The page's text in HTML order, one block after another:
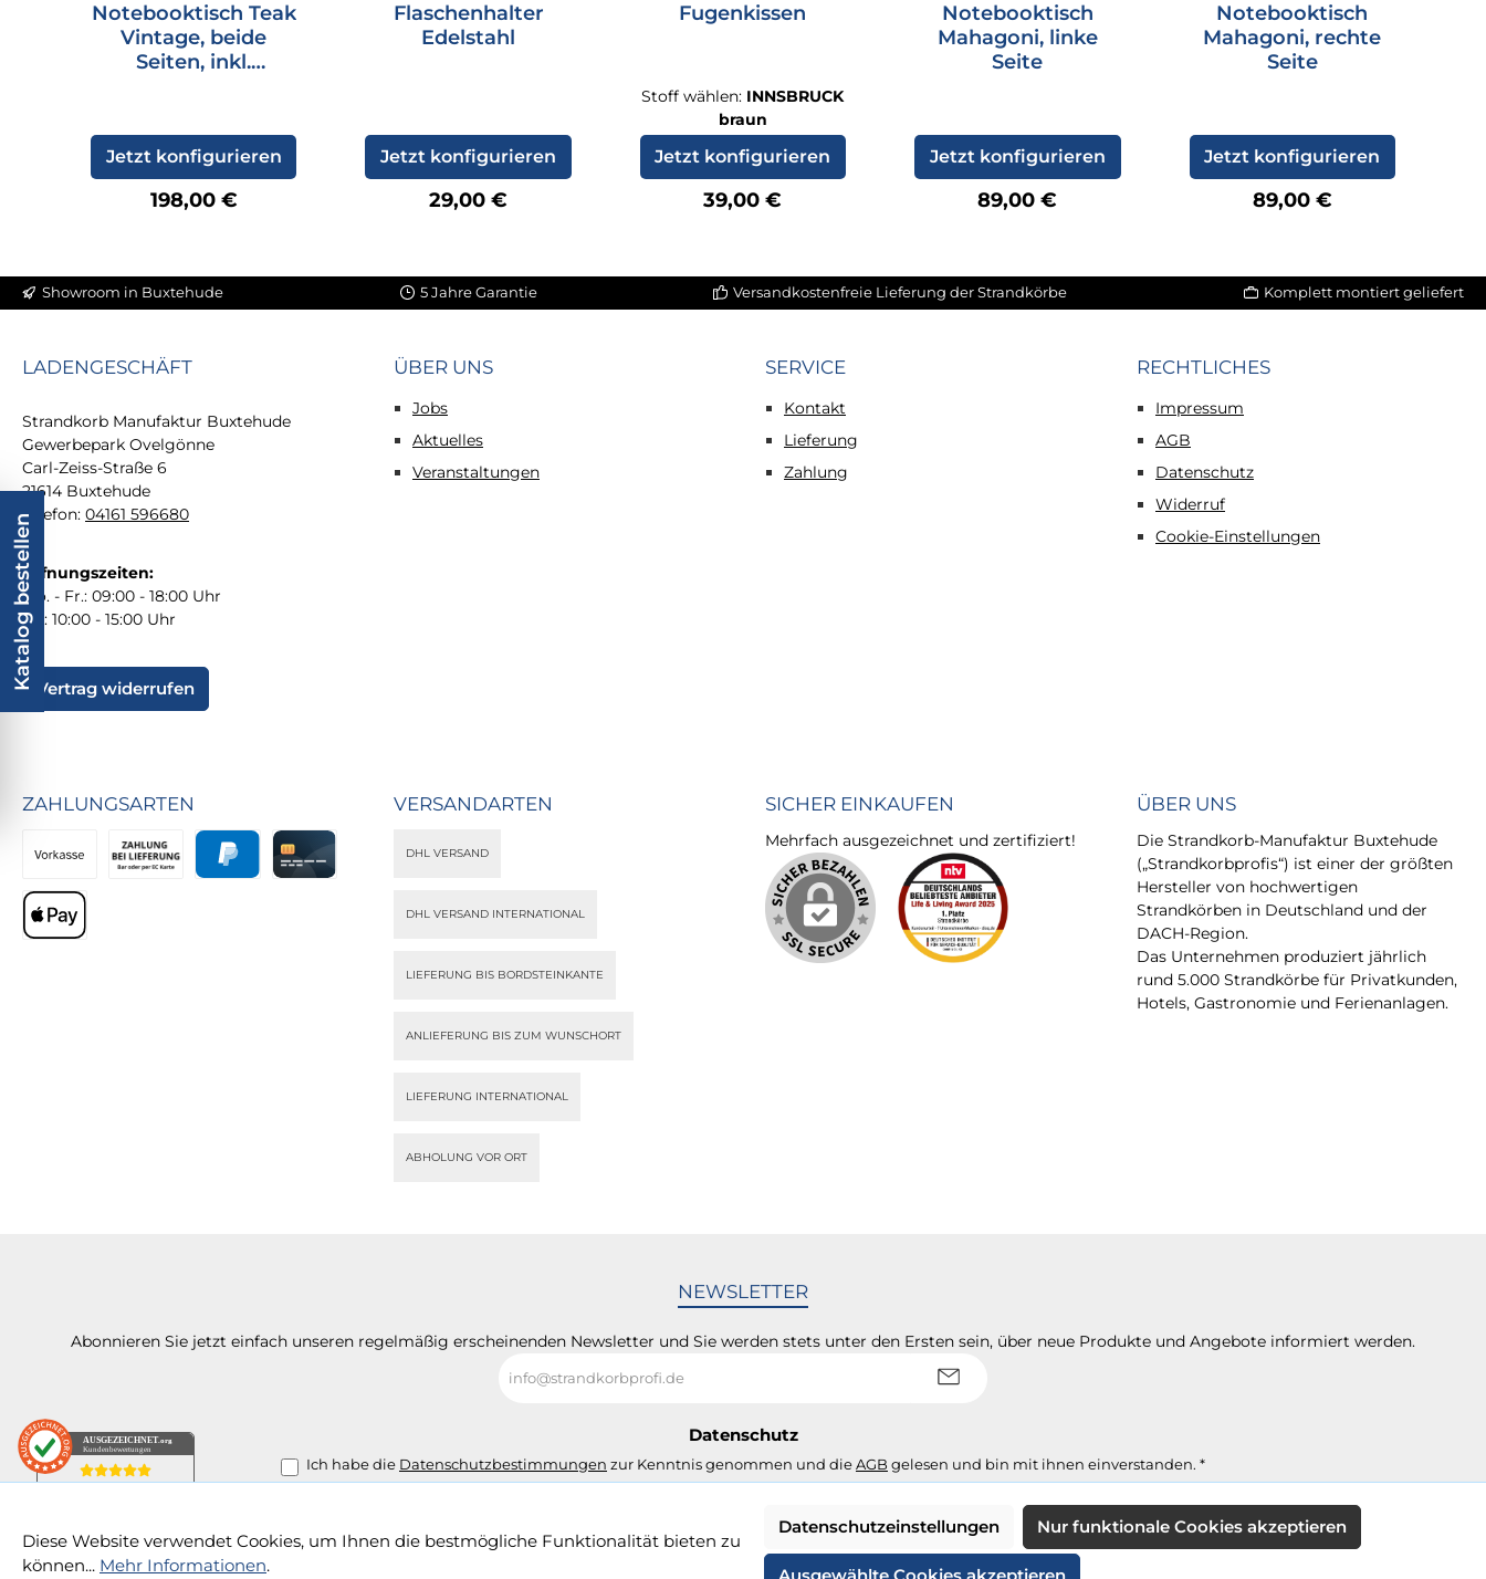
AUSGEZEICHNET.org
Kundenbewertungen
4.711 Bewertungen
von hier, google.de,
amazon.de, facebook.com
Notebooktisch Teak
Vintage, beide
Seiten, inkl.
Regulärer Preis:
198,00 €
Jetzt konfigurieren
Flaschenhalter
Edelstahl
Regulärer Preis:
29,00 €
Jetzt konfigurieren
Fugenkissen
Stoff wählen: INNSBRUCK
braun
Regulärer Preis:
39,00 €
Jetzt konfigurieren
Notebooktisch
Mahagoni, linke
Seite
Regulärer Preis:
89,00 €
Jetzt konfigurieren
Notebooktisch
Mahagoni, rechte
Seite
Regulärer Preis:
89,00 €
Jetzt konfigurieren
Showroom in Buxtehude 5 Jahre Garantie Versandkostenfreie Lieferung der Strandkörbe Komplett montiert geliefert
LADENGESCHÄFT
Strandkorb Manufaktur Buxtehude
Gewerbepark Ovelgönne
Carl-Zeiss-Straße 6
21614 Buxtehude
Telefon: 04161 596680
Öffnungszeiten:
Mo. - Fr.: 09:00 - 18:00 Uhr
Sa.: 10:00 - 15:00 Uhr
Vertrag widerrufen
ÜBER UNS
Jobs
Aktuelles
Veranstaltungen
SERVICE
Kontakt
Lieferung
Zahlung
RECHTLICHES
Impressum
AGB
Datenschutz
Widerruf
Cookie-Einstellungen
ZAHLUNGSARTEN
Vorkasse
VERSANDARTEN
DHL VERSAND
DHL VERSAND INTERNATIONAL
LIEFERUNG BIS BORDSTEINKANTE
ANLIEFERUNG BIS ZUM WUNSCHORT
LIEFERUNG INTERNATIONAL
ABHOLUNG VOR ORT
SICHER EINKAUFEN
Mehrfach ausgezeichnet und zertifiziert!
ÜBER UNS
Die Strandkorb-Manufaktur Buxtehude
(„Strandkorbprofis“) ist einer der größten
Hersteller von hochwertigen
Strandkörben in Deutschland und der
DACH-Region.
Das Unternehmen produziert jährlich
rund 5.000 Strandkörbe für Privatkunden,
Hotels, Gastronomie und Ferienanlagen.
NEWSLETTER
Abonnieren Sie jetzt einfach unseren regelmäßig erscheinenden Newsletter und Sie werden stets unter den Ersten sein, über neue Produkte und Angebote informiert werden.
Mail-
Datenschutz
Ich habe die Datenschutzbestimmungen zur Kenntnis genommen und dieAGB gelesen und bin mit ihnen einverstanden. *
und ggf. Nachnahmegebühren, wenn nicht anders angegeben.
Katalog bestellen
Diese Website verwendet Cookies, um Ihnen die bestmögliche Funktionalität bieten zu
können... Mehr Informationen.
Datenschutzeinstellungen Nur funktionale Cookies akzeptieren